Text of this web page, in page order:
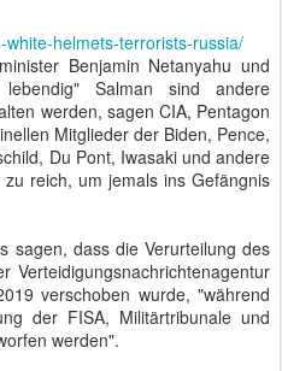
helmets-terrorists-russia/
Benjamin Netanyahu und
Salman sind andere
werden, sagen CIA, Pentagon
Mitglieder der Biden, Pence,
Du Pont, Iwasaki und andere
reich, um jemals ins Gefängnis
sagen, dass die Verurteilung des
Verteidigungsnachrichtenagentur
verschoben wurde, "während
der FISA, Militärtribunale und
werden".